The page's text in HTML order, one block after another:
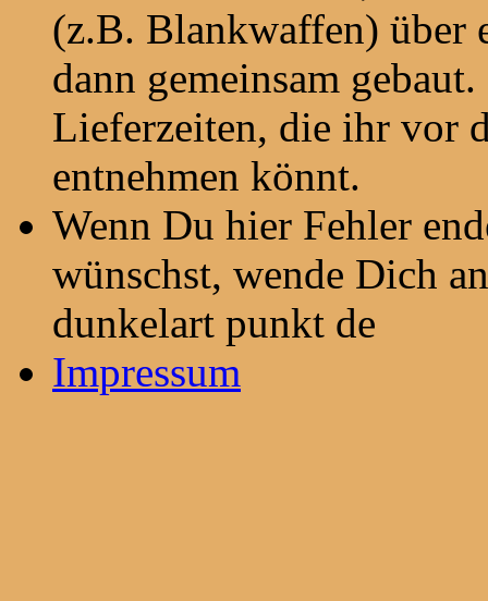
(z.B. Blankwaffen) über
dann gemeinsam
Lieferzeiten, die ihr vor
entnehmen könnt.
Wenn Du hier Fehler
wünschst, wende Dich
dunkelart punkt de
Impressum